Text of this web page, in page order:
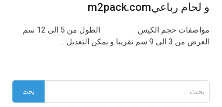
و لحام رباعيm2pack.com
مواصفات حجم الكيس الطول من 5 الى 12 سم
العرض من 3 الى 9 سم تقريبا و يمكن التعديل …
عن: